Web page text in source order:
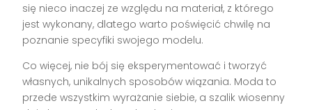
się nieco inaczej ze względu na materiał, z którego
jest wykonany, dlatego warto poświęcić chwilę na
poznanie specyfiki swojego modelu.
Co więcej, nie bój się eksperymentować i tworzyć
własnych, unikalnych sposobów wiązania. Moda to
przede wszystkim wyrażanie siebie, a szalik wiosenny